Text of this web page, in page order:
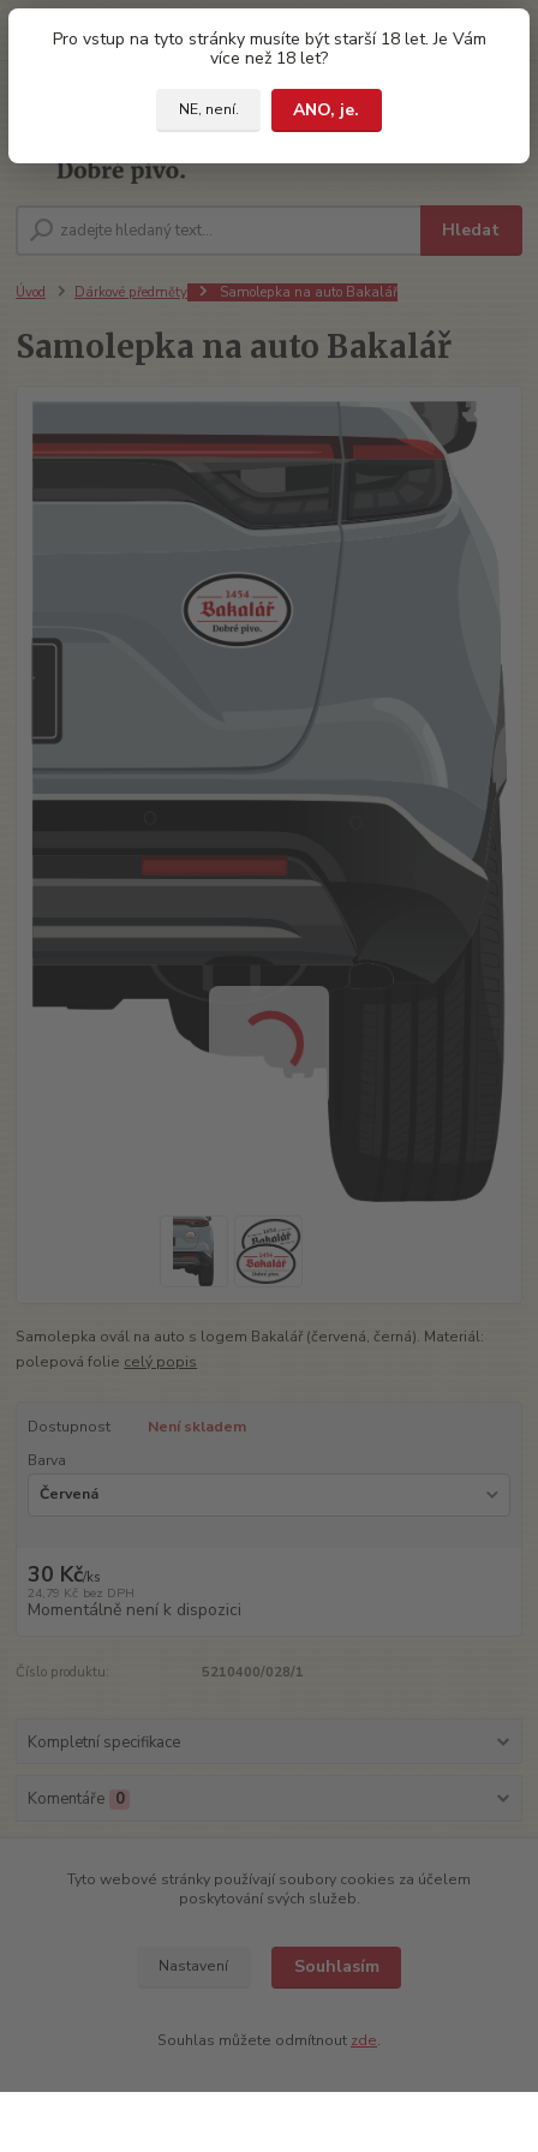
Pro vstup na tyto stránky musíte být starší 18 let. Je Vám
více než 18 let?
NE, není.
ANO, je.
Hledat
za0 Kč
Úvod Dárkové předměty Samolepka na auto Bakalář
Samolepka na auto Bakalář
Samolepka ovál na auto s logem Bakalář (červená, černá). Materiál:
polepová folie celý popis
Dostupnost
Není skladem
Barva
30 Kč/ks
24,79 Kč bez DPH
Momentálně není k dispozici
Číslo produktu: 5210400/028/1
Kompletní specifikace
Komentáře 0
Kompletní specifikace
Materiál: polepová folie
Tyto webové stránky používají soubory cookies za účelem
poskytování svých služeb.
Nastavení Souhlasím
Souhlas můžete odmítnout zde.